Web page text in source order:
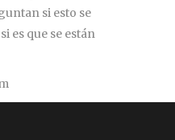
si esto se
es que se están